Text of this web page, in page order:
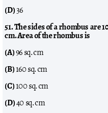
(D)36
51. The sides of a rhombus are
cm. Area of the rhombus is
(A)96 sq. cm
(B)160 sq. cm
(C)100 sq. cm
(D)40 sq. cm